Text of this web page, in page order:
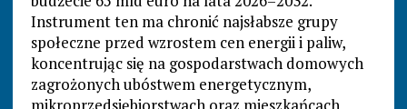
Instrument ten ma chronić najsłabsze grupy
społeczne przed wzrostem cen energii i paliw,
koncentrując się na gospodarstwach domowych
zagrożonych ubóstwem energetycznym,